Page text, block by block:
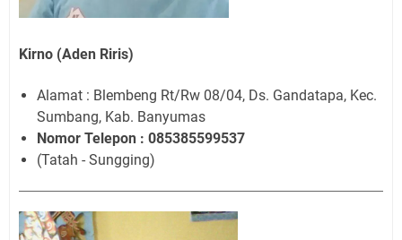
Kirno (Aden Riris)
Alamat : Blembeng Rt/Rw 08/04, Ds. Gandatapa, Kec.
Sumbang, Kab. Banyumas
Nomor Telepon : 085385599537
(Tatah - Sungging)